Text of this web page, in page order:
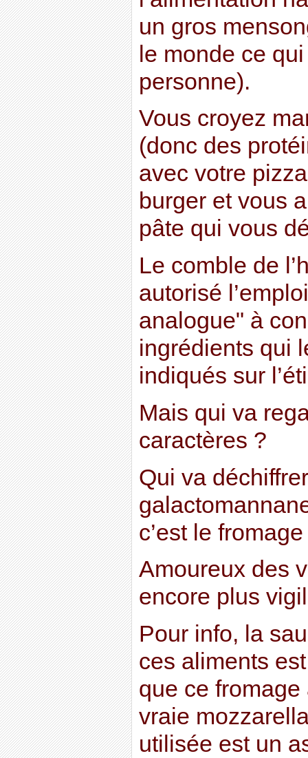
un gros
le monde ce
personne).
Vous croyez
(donc des
avec votre
burger et vous
pâte qui vous
Le comble de
autorisé
analogue" à
ingrédients qui
indiqués sur
Mais qui va
caractères ?
Qui va
c’est le
Amoureux des
encore plus
Pour info, la
ces aliments
que ce
vraie
utilisée est un